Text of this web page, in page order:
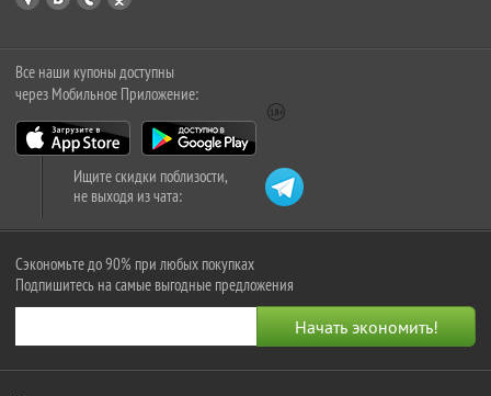
Все наши купоны доступны
через Мобильное Приложение:
Ищите скидки поблизости,
не выходя из чата:
Сэкономьте до 90% при любых покупках
Подпишитесь на самые выгодные предложения